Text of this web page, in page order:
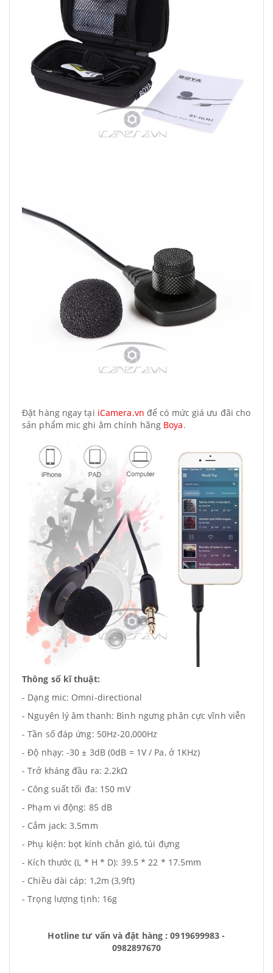
Đặt hàng ngay tại iCamera.vn để có mức giá ưu đãi cho
sản phẩm mic ghi âm chính hãng Boya.
Thông số kĩ thuật:
- Dạng mic: Omni-directional
- Nguyên lý âm thanh: Bình ngưng phân cực vĩnh viễn
- Tần số đáp ứng: 50Hz-20,000Hz
- Độ nhạy: -30 ± 3dB (0dB = 1V / Pa, ở 1KHz)
- Trở kháng đầu ra: 2.2kΩ
- Công suất tối đa: 150 mV
- Phạm vi động: 85 dB
- Cắm jack: 3.5mm
- Phụ kiện: bọt kính chắn gió, túi đựng
- Kích thước (L * H * D): 39.5 * 22 * ​​17.5mm
- Chiều dài cáp: 1,2m (3,9ft)
- Trọng lượng tịnh: 16g
Hotline tư vấn và đặt hàng : 0919699983 -
0982897670